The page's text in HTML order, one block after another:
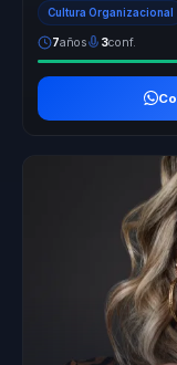
Cultura Organizacional
7años 3conf.